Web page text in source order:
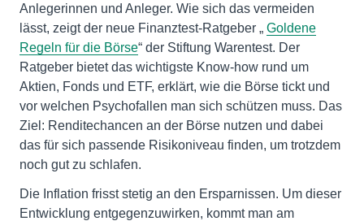
Anlegerinnen und Anleger. Wie sich das vermeiden
lässt, zeigt der neue Finanztest-Ratgeber „ Goldene
Regeln für die Börse“ der Stiftung Warentest. Der
Ratgeber bietet das wichtigste Know-how rund um
Aktien, Fonds und ETF, erklärt, wie die Börse tickt und
vor welchen Psychofallen man sich schützen muss. Das
Ziel: Renditechancen an der Börse nutzen und dabei
das für sich passende Risikoniveau finden, um trotzdem
noch gut zu schlafen.
Die Inflation frisst stetig an den Ersparnissen. Um dieser
Entwicklung entgegenzuwirken, kommt man am